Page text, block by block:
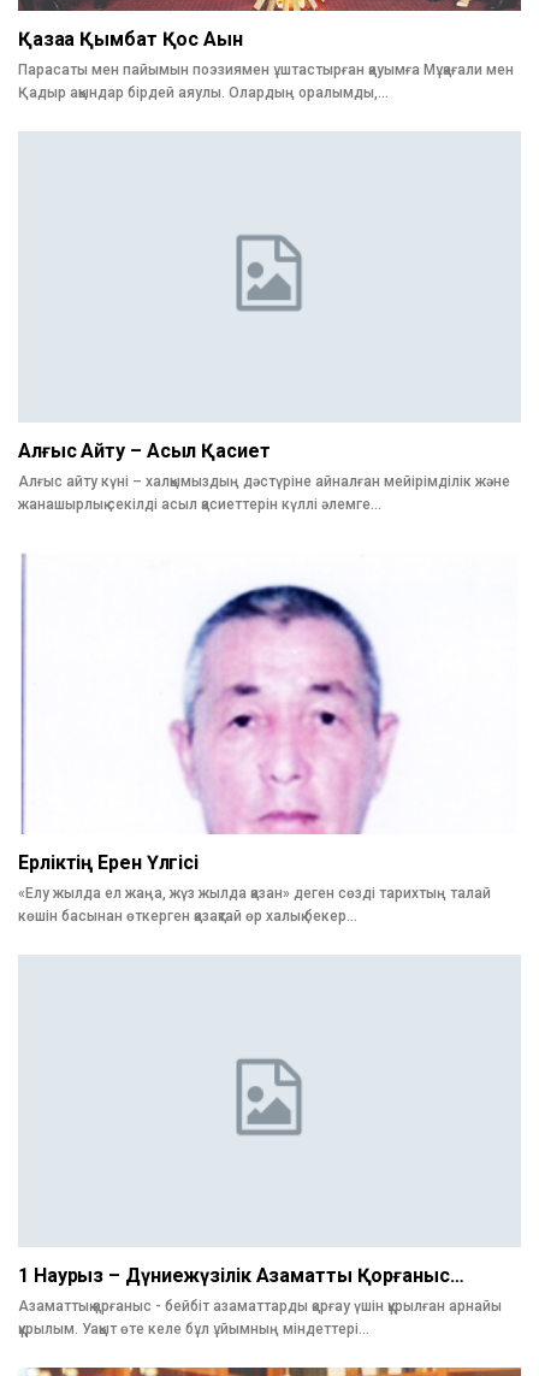
Қазаққа Қымбат Қос Ақын
Парасаты мен пайымын поэзиямен ұштастырған қауымға Мұқағали мен
Қадыр ақындар бірдей аяулы. Олардың оралымды,…
Алғыс Айту – Асыл Қасиет
Алғыс айту күні – халқымыздың дәстүріне айналған мейірімділік және
жанашырлық секілді асыл қасиеттерін күллі әлемге…
Ерліктің Ерен Үлгісі
«Елу жылда ел жаңа, жүз жылда қазан» деген сөзді тарихтың талай
көшін басынан өткерген қазақтай өр халық бекер…
1 Наурыз – Дүниежүзілік Азаматтық Қорғаныс…
Азаматтық қорғаныс - бейбіт азаматтарды қорғау үшін құрылған арнайы
құрылым. Уақыт өте келе бұл ұйымның міндеттері…